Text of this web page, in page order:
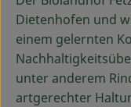
Ökokisten
Obst & Gemüse
Kühltheke
Dietenhofen und
einem gelernten
unter anderem
artgerechter